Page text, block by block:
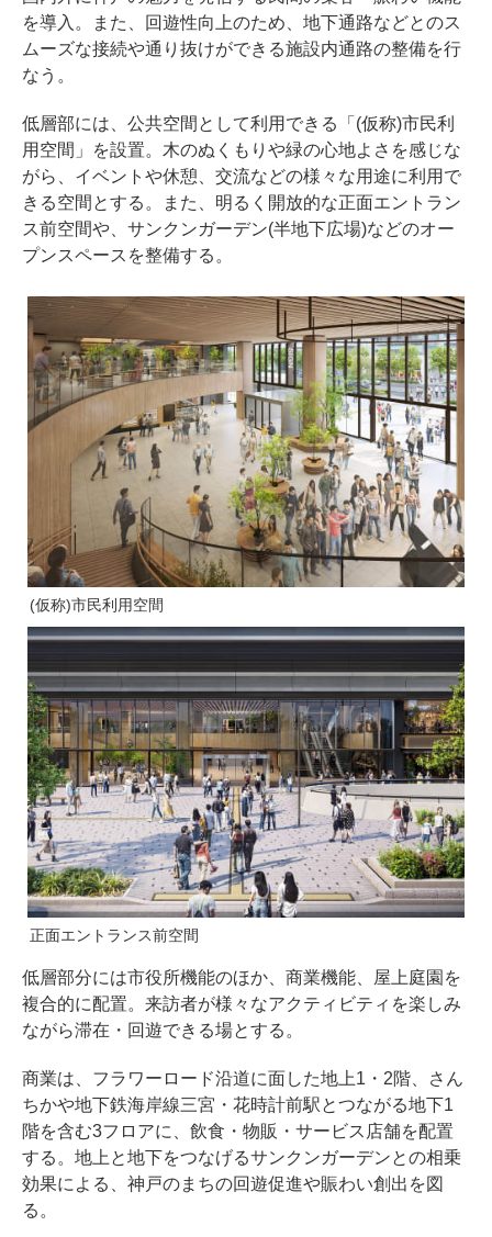
を導入。また、回遊性向上のため、地下通路などとのス
ムーズな接続や通り抜けができる施設内通路の整備を行
なう。
低層部には、公共空間として利用できる「(仮称)市民利
用空間」を設置。木のぬくもりや緑の心地よさを感じな
がら、イベントや休憩、交流などの様々な用途に利用で
きる空間とする。また、明るく開放的な正面エントラン
ス前空間や、サンクンガーデン(半地下広場)などのオー
プンスペースを整備する。
(仮称)市民利用空間
正面エントランス前空間
低層部分には市役所機能のほか、商業機能、屋上庭園を
複合的に配置。来訪者が様々なアクティビティを楽しみ
ながら滞在・回遊できる場とする。
商業は、フラワーロード沿道に面した地上1・2階、さん
ちかや地下鉄海岸線三宮・花時計前駅とつながる地下1
階を含む3フロアに、飲食・物販・サービス店舗を配置
する。地上と地下をつなげるサンクンガーデンとの相乗
効果による、神戸のまちの回遊促進や賑わい創出を図
る。